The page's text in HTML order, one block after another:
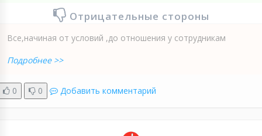
Отрицательные стороны
Все,начиная от условий ,до отношения у сотрудникам
Подробнее >>
0 0 Добавить комментарий